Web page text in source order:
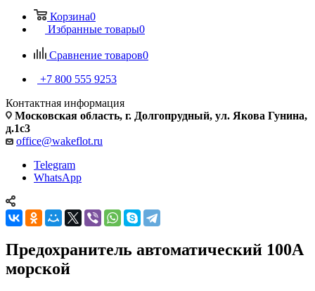
Корзина0
Избранные товары0
Сравнение товаров0
+7 800 555 9253
Контактная информация
Московская область, г. Долгопрудный, ул. Якова Гунина,
д.1с3
office@wakeflot.ru
Telegram
WhatsApp
Предохранитель автоматический 100A
морской